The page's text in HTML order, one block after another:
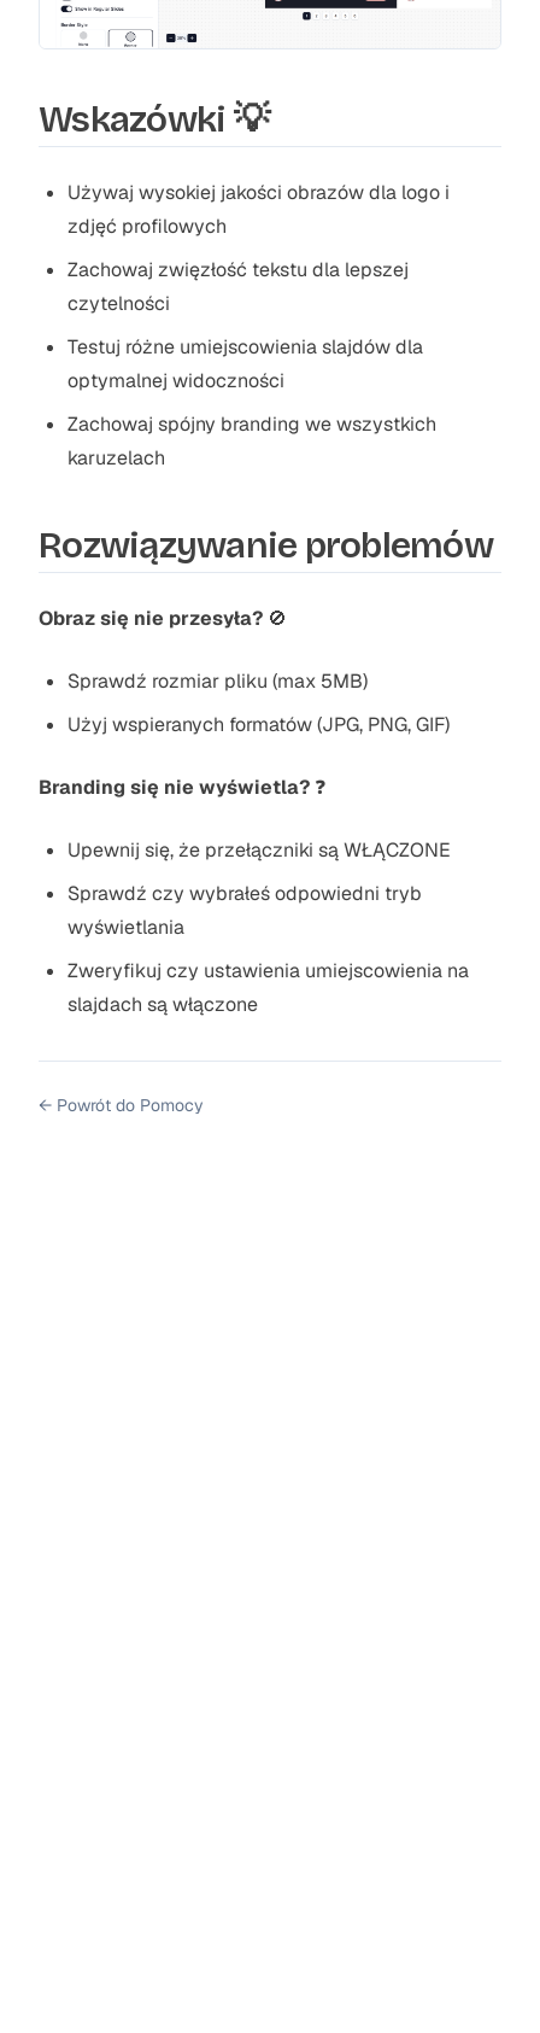
Wskazówki 💡
Używaj wysokiej jakości obrazów dla logo i
zdjęć profilowych
Zachowaj zwięzłość tekstu dla lepszej
czytelności
Testuj różne umiejscowienia slajdów dla
optymalnej widoczności
Zachowaj spójny branding we wszystkich
karuzelach
Rozwiązywanie problemów
Obraz się nie przesyła? 🚫
Sprawdź rozmiar pliku (max 5MB)
Użyj wspieranych formatów (JPG, PNG, GIF)
Branding się nie wyświetla? ❓
Upewnij się, że przełączniki są WŁĄCZONE
Sprawdź czy wybrałeś odpowiedni tryb
wyświetlania
Zweryfikuj czy ustawienia umiejscowienia na
slajdach są włączone
← Powrót do Pomocy